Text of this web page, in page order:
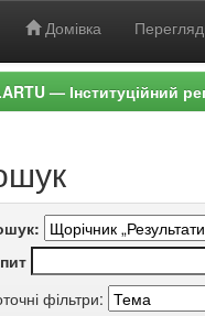
Домівка Перегляд
— Інституційний
фільтри: